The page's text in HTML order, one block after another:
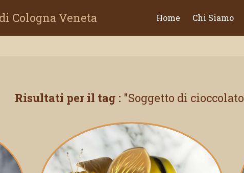
Cologna Veneta Home Chi Siamo
Risultati per il tag : Soggetto di cioccolato